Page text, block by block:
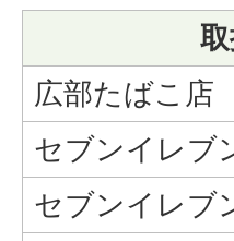
広部たばこ店
セブンイレブ
セブンイレブ